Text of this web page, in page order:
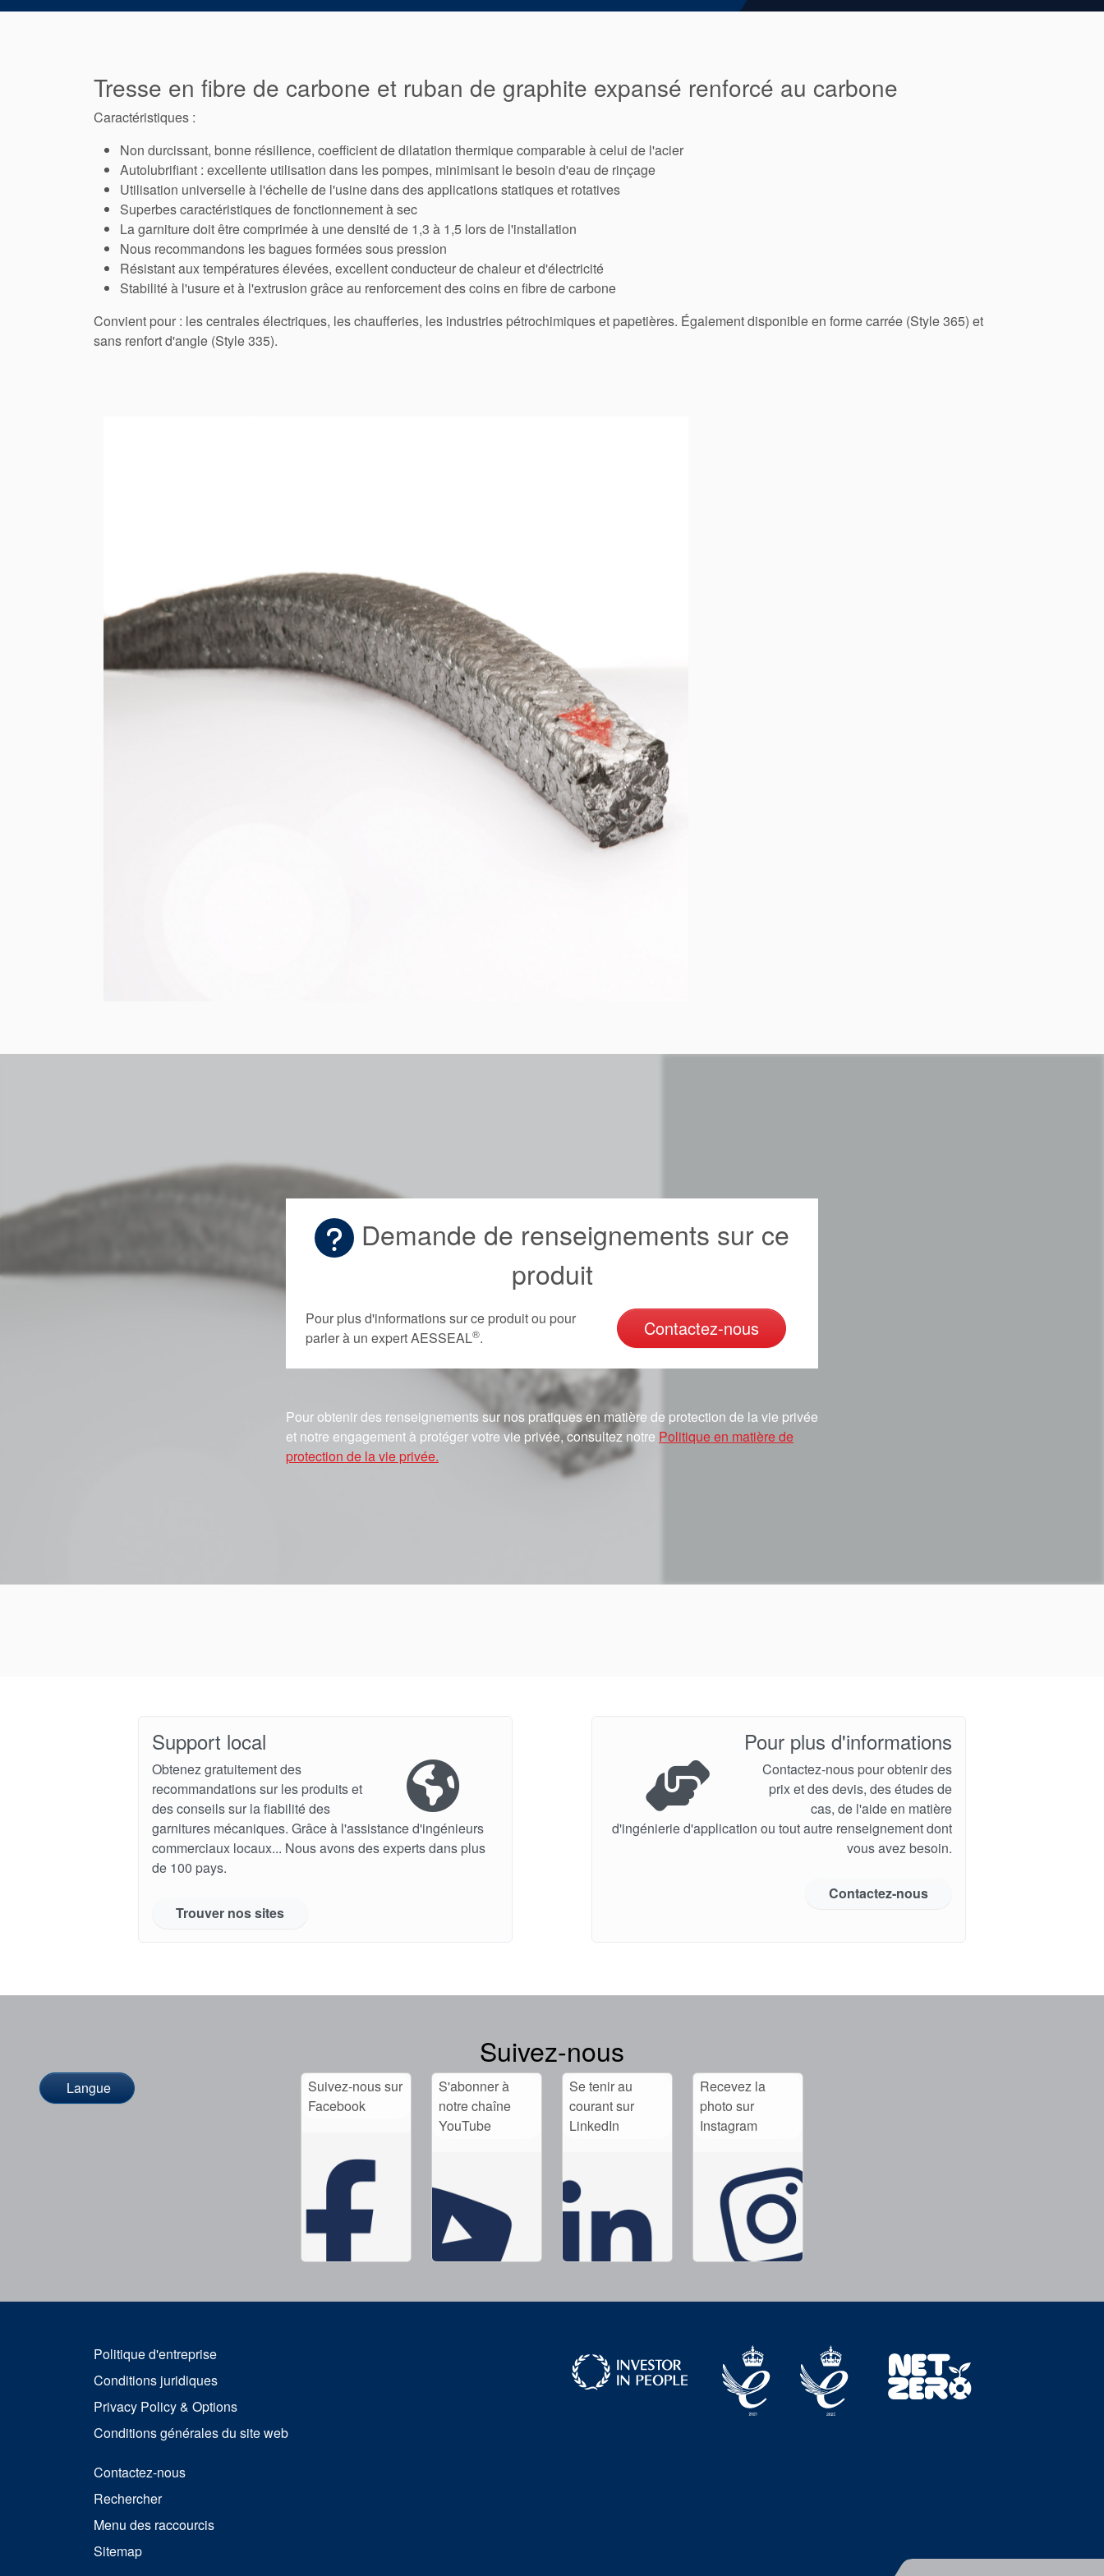
Tresse en fibre de carbone et ruban de graphite expansé renforcé au carbone
Caractéristiques :
Non durcissant, bonne résilience, coefficient de dilatation thermique comparable à celui de l'acier
Autolubrifiant : excellente utilisation dans les pompes, minimisant le besoin d'eau de rinçage
Utilisation universelle à l'échelle de l'usine dans des applications statiques et rotatives
Superbes caractéristiques de fonctionnement à sec
La garniture doit être comprimée à une densité de 1,3 à 1,5 lors de l'installation
Nous recommandons les bagues formées sous pression
Résistant aux températures élevées, excellent conducteur de chaleur et d'électricité
Stabilité à l'usure et à l'extrusion grâce au renforcement des coins en fibre de carbone
Convient pour : les centrales électriques, les chaufferies, les industries pétrochimiques et papetières. Également disponible en forme carrée (Style 365) et
sans renfort d'angle (Style 335).
Demande de renseignements sur ce
produit
Pour plus d'informations sur ce produit ou pour
parler à un expert AESSEAL®. Contactez-nous
Pour obtenir des renseignements sur nos pratiques en matière de protection de la vie privée
et notre engagement à protéger votre vie privée, consultez notre Politique en matière de
protection de la vie privée.
Support local
Obtenez gratuitement des
recommandations sur les produits et
des conseils sur la fiabilité des
garnitures mécaniques. Grâce à l'assistance d'ingénieurs
commerciaux locaux... Nous avons des experts dans plus
de 100 pays.
Trouver nos sites
Pour plus d'informations
Contactez-nous pour obtenir des
prix et des devis, des études de
cas, de l'aide en matière
d'ingénierie d'application ou tout autre renseignement dont
vous avez besoin.
Contactez-nous
Suivez-nous
Langue
Suivez-nous sur
Facebook
S'abonner à
notre chaîne
YouTube
Se tenir au
courant sur
LinkedIn
Recevez la
photo sur
Instagram
Politique d'entreprise
Conditions juridiques
Privacy Policy & Options
Conditions générales du site web
Contactez-nous
Rechercher
Menu des raccourcis
Sitemap